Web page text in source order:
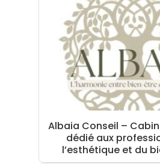
Albaia Conseil –
dédié aux
l’esthétique et du